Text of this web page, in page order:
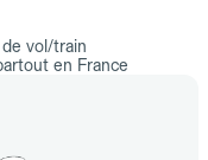
vol/train
en France